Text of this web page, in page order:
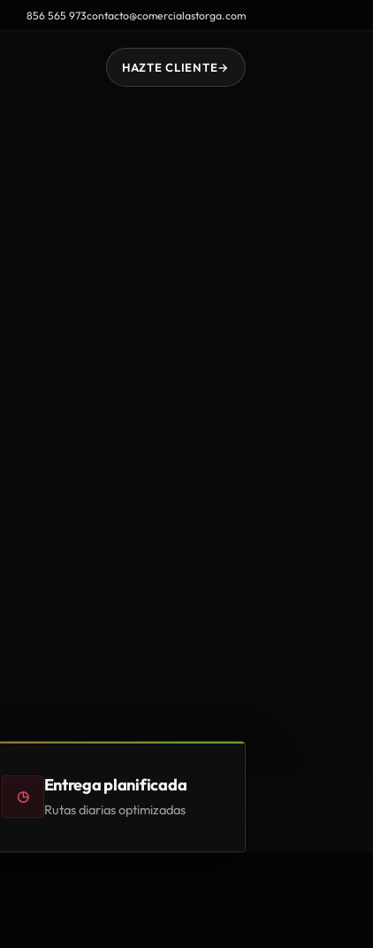
856 565 973contacto@comercialastorga.com
HAZTE CLIENTE→
◷
Entrega planificada
Rutas diarias optimizadas